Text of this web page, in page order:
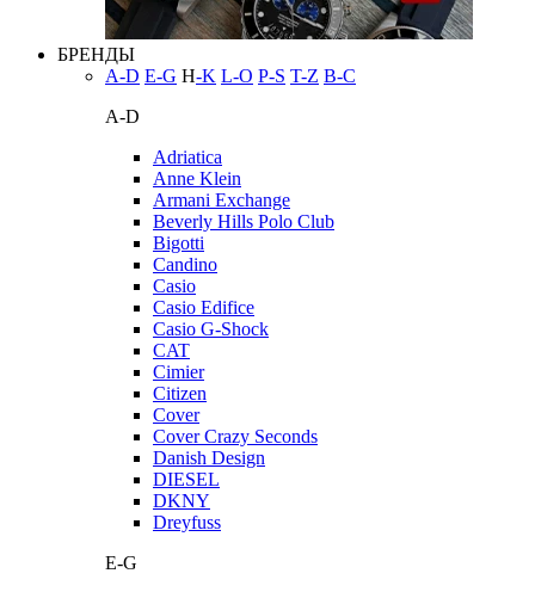
БРЕНДЫ
A-D E-G H-K L-O P-S T-Z В-С
A-D
Adriatica
Anne Klein
Armani Exchange
Beverly Hills Polo Club
Bigotti
Candino
Casio
Casio Edifice
Casio G-Shock
CAT
Cimier
Citizen
Cover
Cover Crazy Seconds
Danish Design
DIESEL
DKNY
Dreyfuss
E-G